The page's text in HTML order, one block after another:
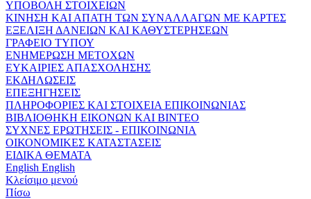
ΥΠΟΒΟΛΗ ΣΤΟΙΧΕΙΩΝ
ΚΙΝΗΣΗ ΚΑΙ ΑΠΑΤΗ ΤΩΝ ΣΥΝΑΛΛΑΓΩΝ ΜΕ ΚΑΡΤΕΣ
ΕΞΕΛΙΞΗ ΔΑΝΕΙΩΝ ΚΑΙ ΚΑΘΥΣΤΕΡΗΣΕΩΝ
ΓΡΑΦΕΙΟ ΤΥΠΟΥ
ΕΝΗΜΕΡΩΣΗ ΜΕΤΟΧΩΝ
ΕΥΚΑΙΡΙΕΣ ΑΠΑΣΧΟΛΗΣΗΣ
ΕΚΔΗΛΩΣΕΙΣ
ΕΠΕΞΗΓΗΣΕΙΣ
ΠΛΗΡΟΦΟΡΙΕΣ ΚΑΙ ΣΤΟΙΧΕΙΑ ΕΠΙΚΟΙΝΩΝΙΑΣ
ΒΙΒΛΙΟΘΗΚΗ ΕΙΚΟΝΩΝ ΚΑΙ ΒΙΝΤΕΟ
ΣΥΧΝΕΣ ΕΡΩΤΗΣΕΙΣ - ΕΠΙΚΟΙΝΩΝΙΑ
ΟΙΚΟΝΟΜΙΚΕΣ ΚΑΤΑΣΤΑΣΕΙΣ
ΕΙΔΙΚΑ ΘΕΜΑΤΑ
English English
Κλείσιμο μενού
Πίσω